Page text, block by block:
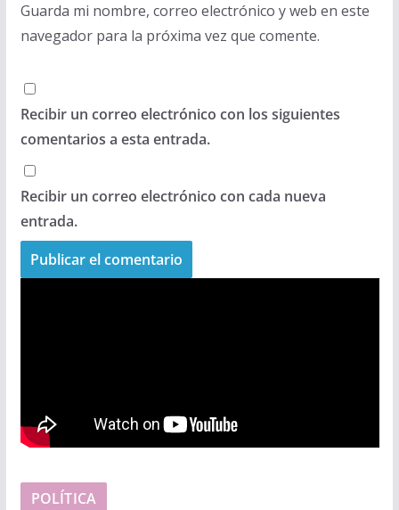
Guarda mi nombre, correo electrónico y web en este
navegador para la próxima vez que comente.
Recibir un correo electrónico con los siguientes
comentarios a esta entrada.
Recibir un correo electrónico con cada nueva
entrada.
POLÍTICA